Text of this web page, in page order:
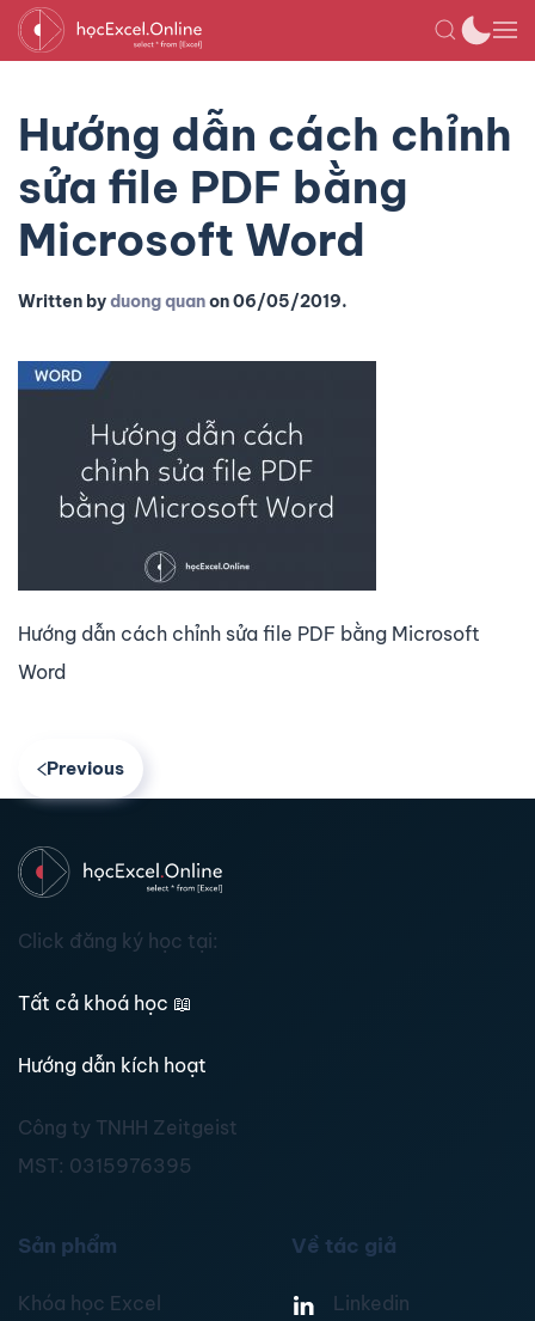
Hướng dẫn cách chỉnh
sửa file PDF bằng
Microsoft Word
Written byduong quanon06/05/2019.
Hướng dẫn cách chỉnh sửa file PDF bằng Microsoft
Word
Previous
Click đăng ký học tại:
Tất cả khoá học 📖
Hướng dẫn kích hoạt
Công ty TNHH Zeitgeist
MST: 0315976395
Sản phẩm
Khóa học Excel
Về tác giả
Linkedin